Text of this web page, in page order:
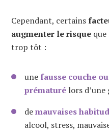
Cependant, certains
augmenter le risque
trop tôt :
une fausse couche
prématuré lors d’une
demauvaises
alcool, stress,